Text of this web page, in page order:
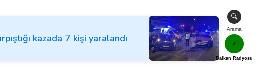
kazada 7 kişi yaralandı
🔍
Arama
🎵
Balkan Radyosu